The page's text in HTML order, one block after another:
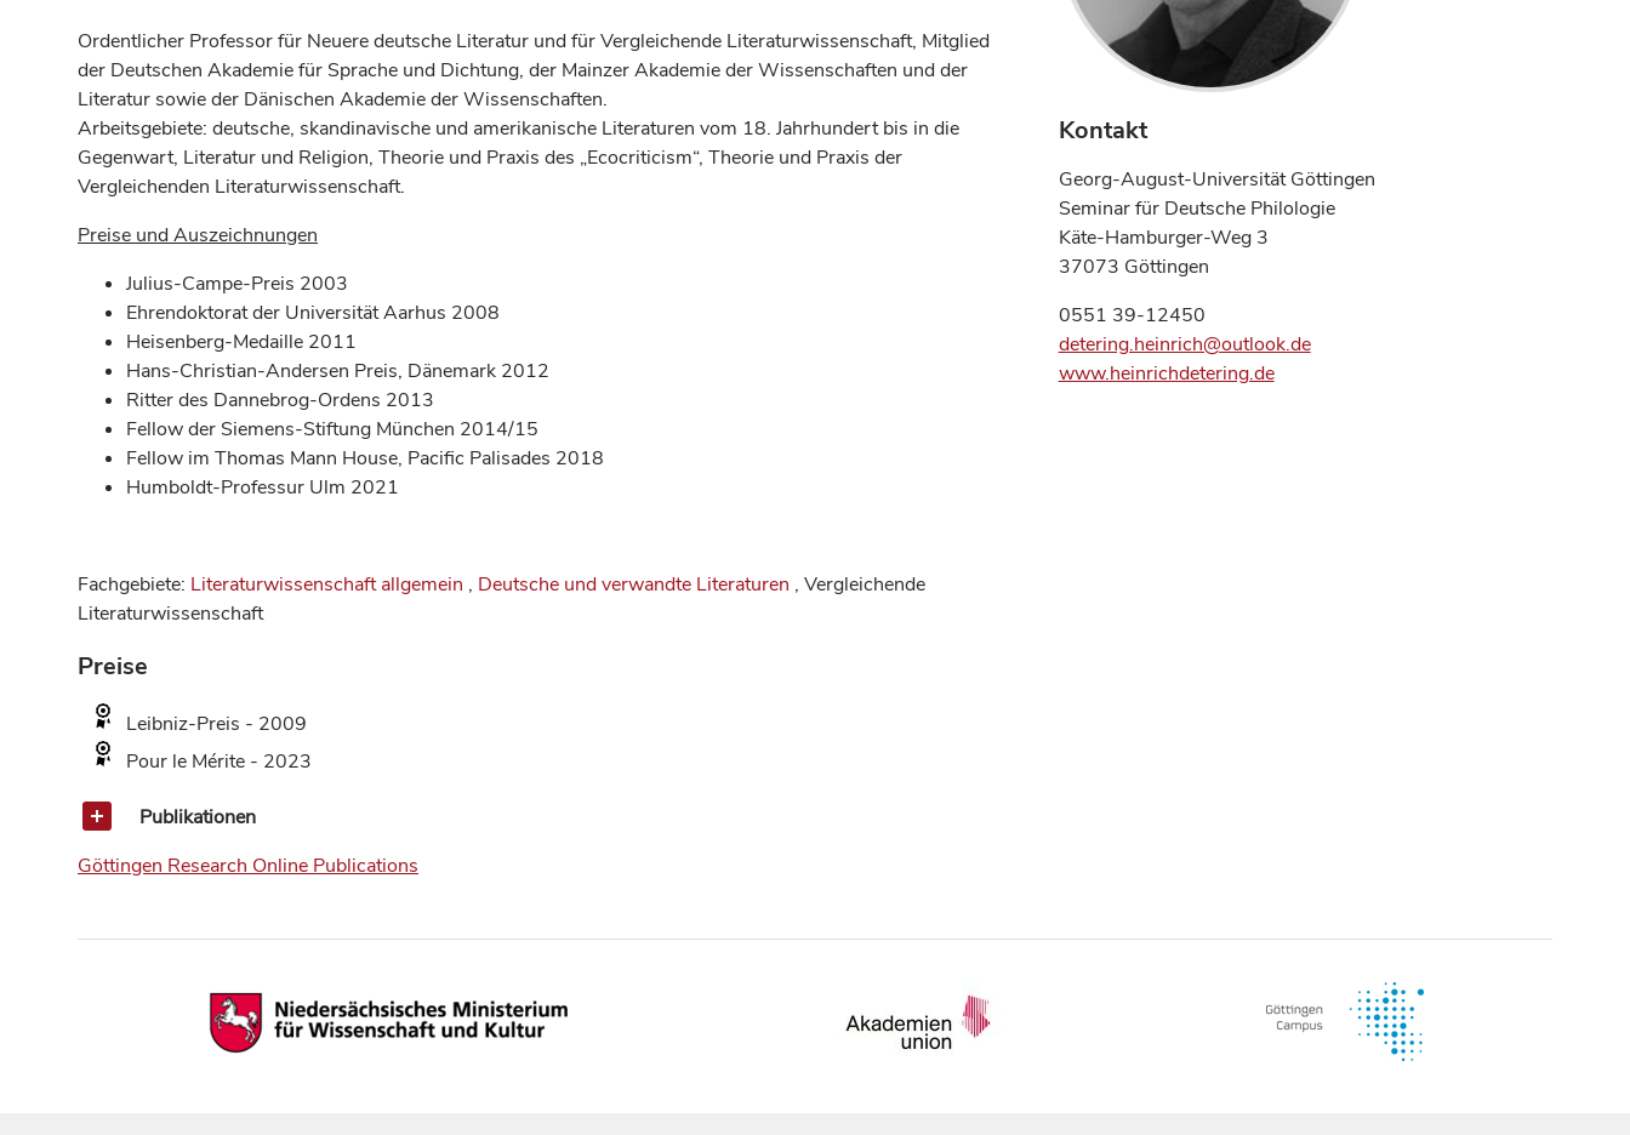
Ordentlicher Professor für Neuere deutsche Literatur und für Vergleichende Literaturwissenschaft, Mitglied
der Deutschen Akademie für Sprache und Dichtung, der Mainzer Akademie der Wissenschaften und der
Literatur sowie der Dänischen Akademie der Wissenschaften.
Arbeitsgebiete: deutsche, skandinavische und amerikanische Literaturen vom 18. Jahrhundert bis in die
Gegenwart, Literatur und Religion, Theorie und Praxis des „Ecocriticism“, Theorie und Praxis der
Vergleichenden Literaturwissenschaft.
Preise und Auszeichnungen
Julius-Campe-Preis 2003
Ehrendoktorat der Universität Aarhus 2008
Heisenberg-Medaille 2011
Hans-Christian-Andersen Preis, Dänemark 2012
Ritter des Dannebrog-Ordens 2013
Fellow der Siemens-Stiftung München 2014/15
Fellow im Thomas Mann House, Pacific Palisades 2018
Humboldt-Professur Ulm 2021
Fachgebiete: Literaturwissenschaft allgemein , Deutsche und verwandte Literaturen , Vergleichende
Literaturwissenschaft
Preise
Leibniz-Preis - 2009
Pour le Mérite - 2023
Publikationen
Göttingen Research Online Publications
Kontakt
Georg-August-Universität Göttingen
Seminar für Deutsche Philologie
Käte-Hamburger-Weg 3
37073 Göttingen
0551 39-12450
detering.heinrich@outlook.de
www.heinrichdetering.de